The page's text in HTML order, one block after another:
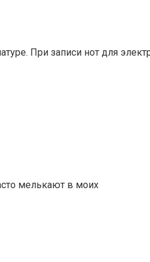
При записи нот для
мелькают в моих